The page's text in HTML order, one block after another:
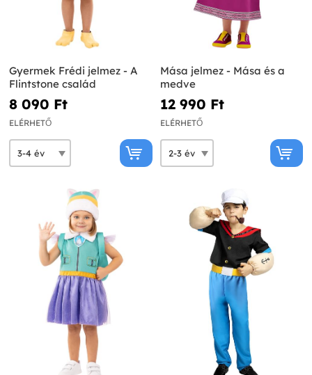
Gyermek Frédi jelmez - A
Flintstone család
8 090 Ft‎
ELÉRHETŐ
Mása jelmez - Mása és a
medve
12 990 Ft‎
ELÉRHETŐ